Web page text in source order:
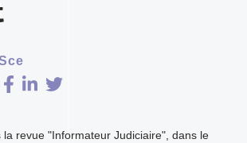
la revue "Informateur Judiciaire", dans le